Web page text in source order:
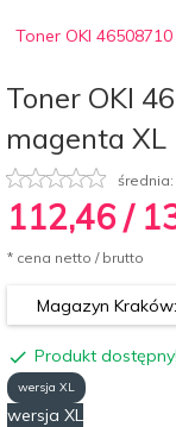
Toner OKI
Toner OKI
magenta XL
średnia:
112,46 /
* cena netto / brutto
Magazyn
Produkt dostępny!
wersja XL
wersja XL